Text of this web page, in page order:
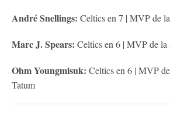
André Snellings: Celtics en 7 | MVP de
Marc J. Spears: Celtics en 6 | MVP de la
Ohm Youngmisuk: Celtics en 6 | MVP
Tatum